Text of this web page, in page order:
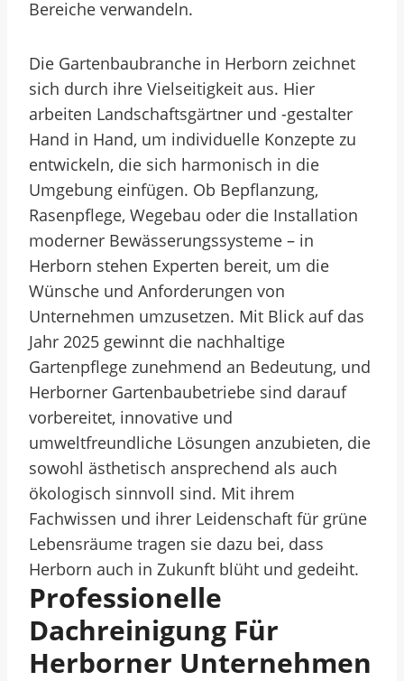
Bereiche verwandeln.
Die Gartenbaubranche in Herborn zeichnet
sich durch ihre Vielseitigkeit aus. Hier
arbeiten Landschaftsgärtner und -gestalter
Hand in Hand, um individuelle Konzepte zu
entwickeln, die sich harmonisch in die
Umgebung einfügen. Ob Bepflanzung,
Rasenpflege, Wegebau oder die Installation
moderner Bewässerungssysteme – in
Herborn stehen Experten bereit, um die
Wünsche und Anforderungen von
Unternehmen umzusetzen. Mit Blick auf das
Jahr 2025 gewinnt die nachhaltige
Gartenpflege zunehmend an Bedeutung, und
Herborner Gartenbaubetriebe sind darauf
vorbereitet, innovative und
umweltfreundliche Lösungen anzubieten, die
sowohl ästhetisch ansprechend als auch
ökologisch sinnvoll sind. Mit ihrem
Fachwissen und ihrer Leidenschaft für grüne
Lebensräume tragen sie dazu bei, dass
Herborn auch in Zukunft blüht und gedeiht.
Professionelle
Dachreinigung Für
Herborner Unternehmen